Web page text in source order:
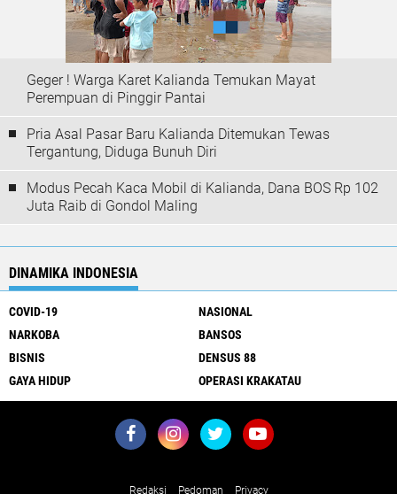
Geger ! Warga Karet Kalianda Temukan Mayat
Perempuan di Pinggir Pantai
Pria Asal Pasar Baru Kalianda Ditemukan Tewas
Tergantung, Diduga Bunuh Diri
Modus Pecah Kaca Mobil di Kalianda, Dana BOS Rp 102
Juta Raib di Gondol Maling
DINAMIKA INDONESIA
COVID-19
NASIONAL
NARKOBA
BANSOS
BISNIS
DENSUS 88
GAYA HIDUP
OPERASI KRAKATAU
Redaksi Pedoman Privacy